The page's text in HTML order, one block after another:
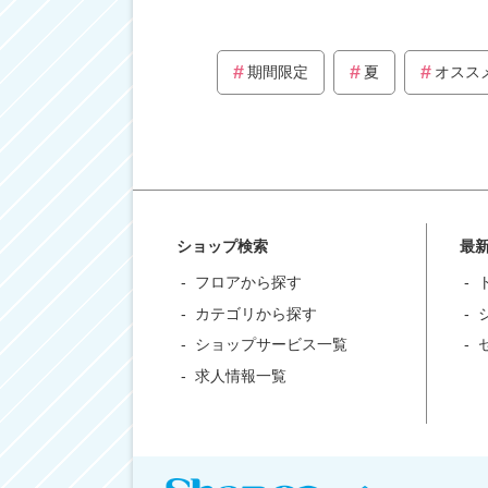
期間限定 夏 オスス
ショップ検索
フロアから探す
カテゴリから探す
ショップサービス一覧
求人情報一覧
最